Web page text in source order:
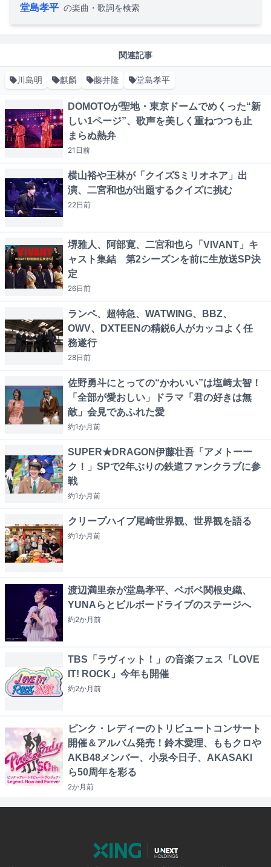
堂島孝平 の楽曲・歌詞を検索
関連記事
川島明 麒麟 藤井隆 堂島孝平
DOMOTOが聖地・東京ドームでめくった“新
しい1ページ”、歌声を美しく重ねつつも止
まらぬ熱弁
21日前
横山裕や王林が「クイズ$ミリオネア」出
演、二宮和也が出題するクイズに挑む
22日前
堺雅人、阿部寛、二宮和也ら「VIVANT」キ
ャスト集結 第2シーズンを前に生放送SP決
定
26日前
ランペ、超特急、WATWING、BBZ、
OWV、DXTEENの精鋭6人がカッコよく任
務遂行
28日前
佐野勇斗にとっての“かわいい”は塩﨑太智！
「全部が愛おしい」ドラマ「君の好きは無
敵」会見であふれた愛
約1か月前
SUPER★DRAGON伊藤壮吾「アメトーー
ク！」SPで2年ぶりの鉄道ファンクラブに参
戦
約1か月前
クリープハイプ尾崎世界観、世界観を語る
約1か月前
渡辺満里奈が堂島孝平、ベボベ関根史織、
YUNAらとビルボードライブのステージへ
約2か月前
TBS「ラヴィット！」の音楽フェス「LOVE
IT! ROCK」今年も開催
約2か月前
ピンク・レディーのトリビュートコンサート
開催＆アルバム発売！鈴木愛理、ももクロや
AKB48メンバー、小泉今日子、AKASAKI
ら50周年を彩る
2か月前